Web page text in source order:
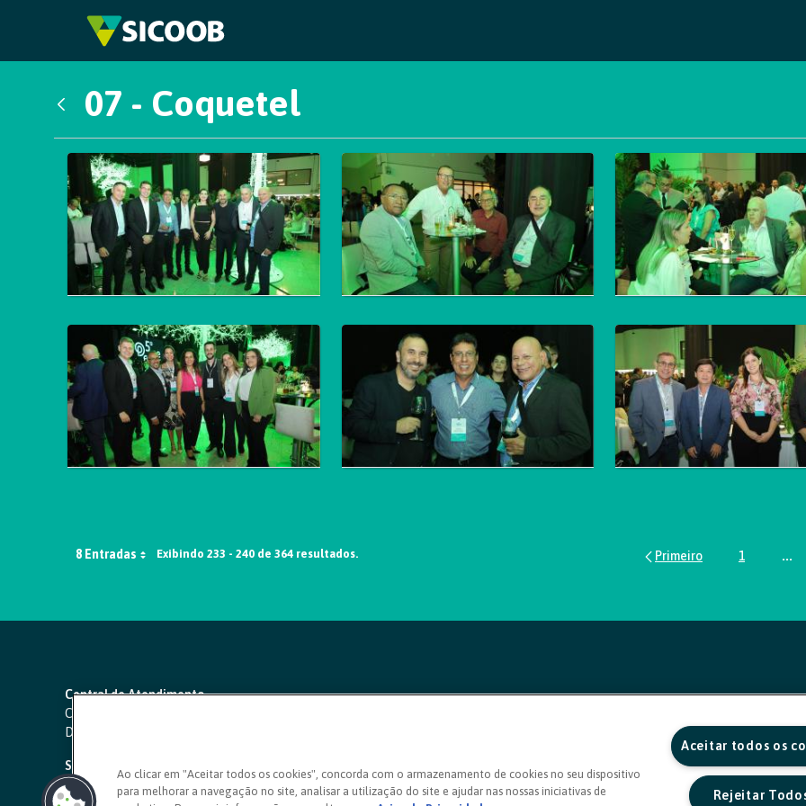
Pular para o Conteúdo principal
07 - Coquetel
Galeria de Mídias
8 Entradas Exibindo 233 - 240 de 364 resultados.
Página
1 ...
Central de Atendimento
Capitais e regiões metropolitanas:
Demais localidades:
SAC 24 horas
Ouvidoria
Ao clicar em "Aceitar todos os cookies", concorda com o armazenamento de cookies no seu dispositivo
para melhorar a navegação no site, analisar a utilização do site e ajudar nas nossas iniciativas de
Aceitar todos os
Rejeitar